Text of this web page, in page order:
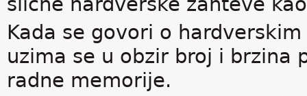
Kada se govori o
uzima se u obzir broj i brzina
radne memorije.